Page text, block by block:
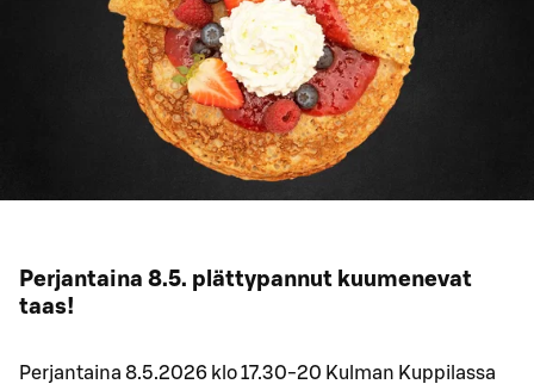
Perjantaina 8.5. plättypannut kuumenevat
taas!
Perjantaina 8.5.2026 klo 17.30-20 Kulman Kuppilassa